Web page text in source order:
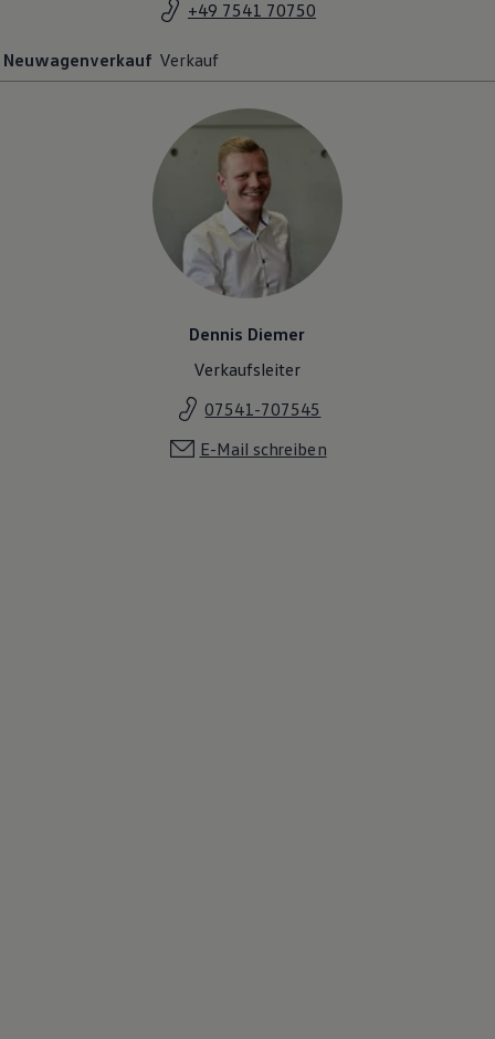
+49 7541 70750
Neuwagenverkauf Verkauf
Dennis Diemer
Verkaufsleiter
07541-707545
E-Mail schreiben